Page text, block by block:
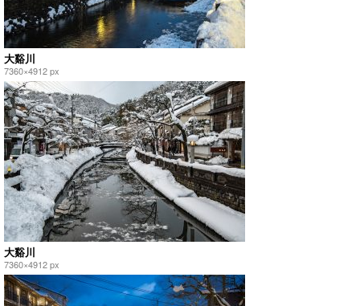
大谿川
7360×4912 px
大谿川
7360×4912 px